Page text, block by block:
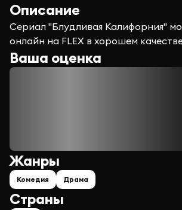
Описание
Сериал "Блудливая Калифорния"
онлайн на FLEX в хорошем
Ваша оценка
Страны
Жанры
Комедия Драма